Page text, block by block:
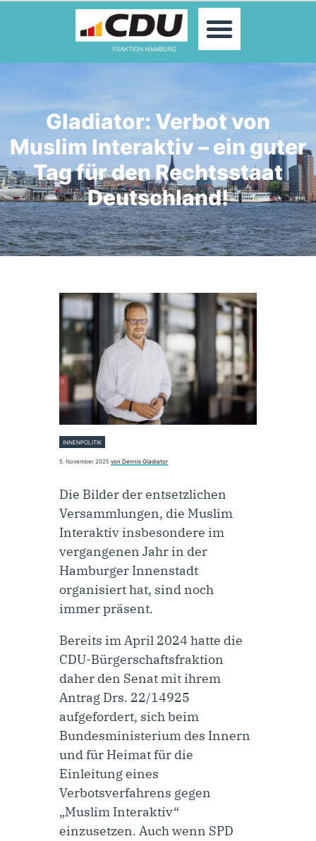
Gladiator: Verbot von
Muslim Interaktiv – ein guter
Tag für den Rechtsstaat
Deutschland!
MOIN!
ABGEORDNETE
KONTAKT
PRESSE
INNENPOLITIK
5. November 2025 von Dennis Gladiator
Die Bilder der entsetzlichen
Versammlungen, die Muslim
Interaktiv insbesondere im
vergangenen Jahr in der
Hamburger Innenstadt
organisiert hat, sind noch
immer präsent.
Bereits im April 2024 hatte die
CDU-Bürgerschaftsfraktion
daher den Senat mit ihrem
Antrag Drs. 22/14925
aufgefordert, sich beim
Bundesministerium des Innern
und für Heimat für die
Einleitung eines
Verbotsverfahrens gegen
„Muslim Interaktiv“
einzusetzen. Auch wenn SPD